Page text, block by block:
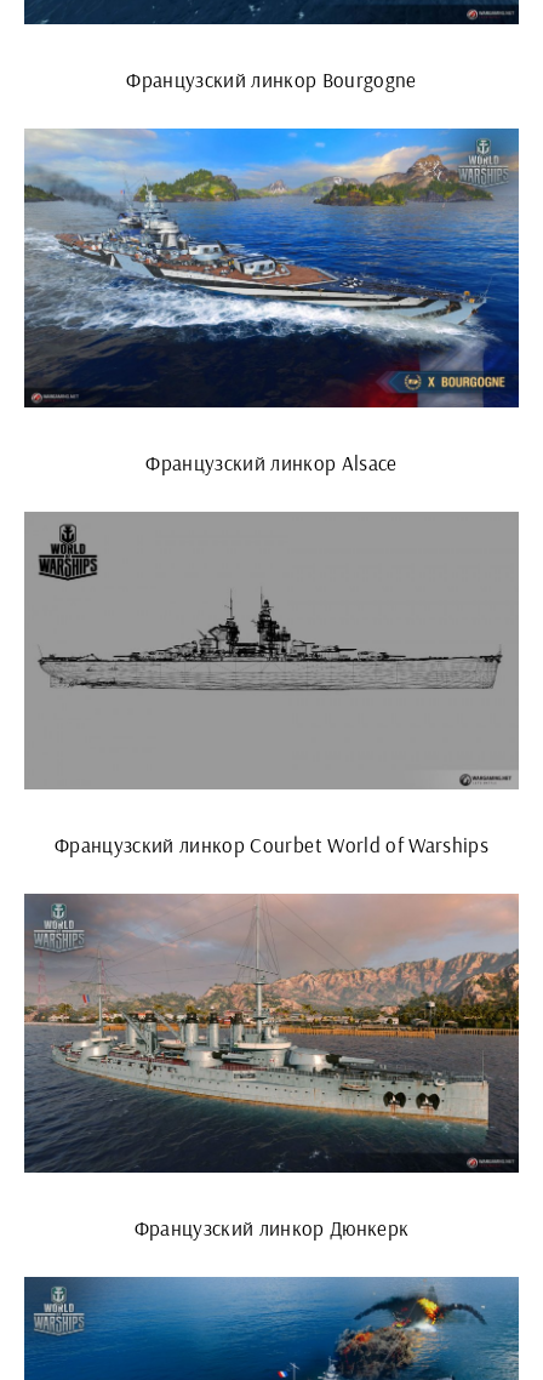
Французский линкор Bourgogne
Французский линкор Alsace
Французский линкор Courbet World of Warships
Французский линкор Дюнкерк